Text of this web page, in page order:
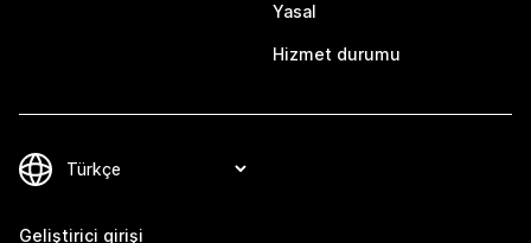
Yasal
Hizmet durumu
Geliştirici girişi